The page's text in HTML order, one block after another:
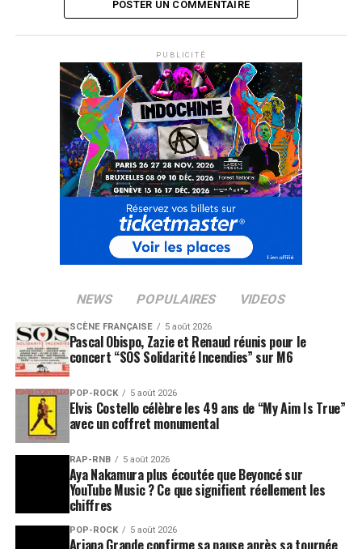
POSTER UN COMMENTAIRE
PUBLICITÉ
NEWS POPULAIRES VIDEOS
SCÈNE FRANÇAISE 5 août 2026
Pascal Obispo, Zazie et Renaud réunis pour le
concert “SOS Solidarité Incendies” sur M6
POP-ROCK 5 août 2026
Elvis Costello célèbre les 49 ans de “My Aim Is True”
avec un coffret monumental
RAP-RNB 5 août 2026
Aya Nakamura plus écoutée que Beyoncé sur
YouTube Music ? Ce que signifient réellement les
chiffres
POP-ROCK 5 août 2026
Ariana Grande confirme sa pause après sa tournée